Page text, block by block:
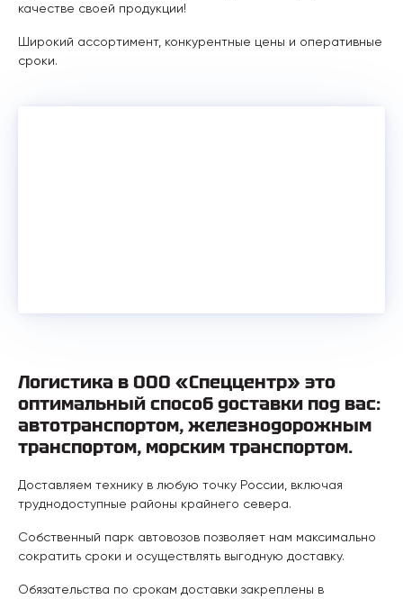
качестве своей продукции!
Широкий ассортимент, конкурентные цены и оперативные
сроки.
Логистика в ООО «Спеццентр» это
оптимальный способ доставки под вас:
автотранспортом, железнодорожным
транспортом, морским транспортом.
Доставляем технику в любую точку России, включая
труднодоступные районы крайнего севера.
Собственный парк автовозов позволяет нам максимально
сократить сроки и осуществлять выгодную доставку.
Обязательства по срокам доставки закреплены в